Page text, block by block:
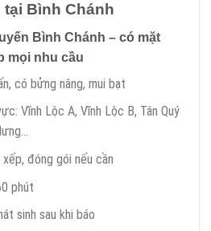
Bình Chánh
Bình Chánh – có mặt
mọi nhu cầu
có bửng nâng, mui bạt
Vĩnh Lộc A, Vĩnh Lộc B, Tân Quý
đóng gói nếu cần
phút
sinh sau khi báo